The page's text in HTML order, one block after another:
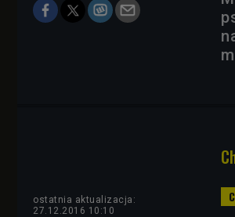
ostatnia aktualizacja:
27.12.2016 10:10